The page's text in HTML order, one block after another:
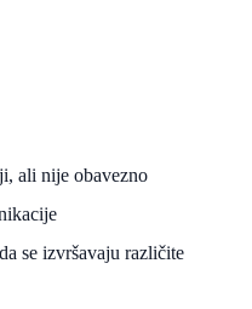
ali nije obavezno
se izvršavaju različite